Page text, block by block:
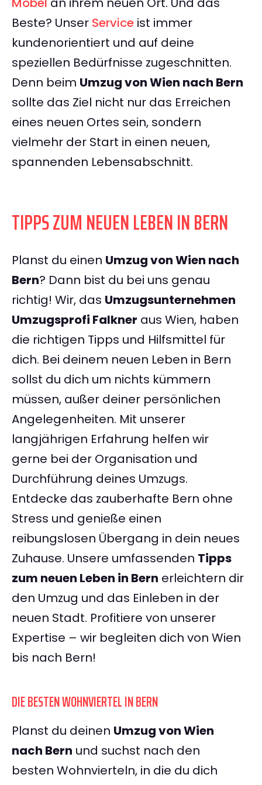
Beste? Unser Service ist immer
kundenorientiert und auf deine
speziellen Bedürfnisse zugeschnitten.
Denn beim Umzug von Wien nach Bern
sollte das Ziel nicht nur das Erreichen
eines neuen Ortes sein, sondern
vielmehr der Start in einen neuen,
spannenden Lebensabschnitt.
TIPPS ZUM NEUEN LEBEN IN BERN
Planst du einen Umzug von Wien nach
Bern? Dann bist du bei uns genau
richtig! Wir, das Umzugsunternehmen
Umzugsprofi Falkner aus Wien, haben
die richtigen Tipps und Hilfsmittel für
dich. Bei deinem neuen Leben in Bern
sollst du dich um nichts kümmern
müssen, außer deiner persönlichen
Angelegenheiten. Mit unserer
langjährigen Erfahrung helfen wir
gerne bei der Organisation und
Durchführung deines Umzugs.
Entdecke das zauberhafte Bern ohne
Stress und genieße einen
reibungslosen Übergang in dein neues
Zuhause. Unsere umfassenden Tipps
zum neuen Leben in Bern erleichtern dir
den Umzug und das Einleben in der
neuen Stadt. Profitiere von unserer
Expertise – wir begleiten dich von Wien
bis nach Bern!
DIE BESTEN WOHNVIERTEL IN BERN
Planst du deinen Umzug von Wien
nach Bern und suchst nach den
besten Wohnvierteln, in die du dich